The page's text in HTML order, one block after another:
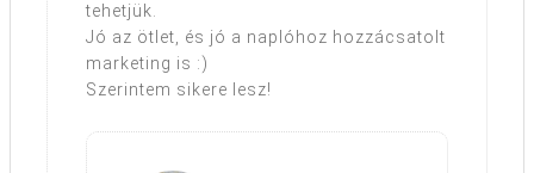
tehetjük.
Jó az ötlet, és jó a naplóhoz hozzácsatolt
marketing is :)
Szerintem sikere lesz!